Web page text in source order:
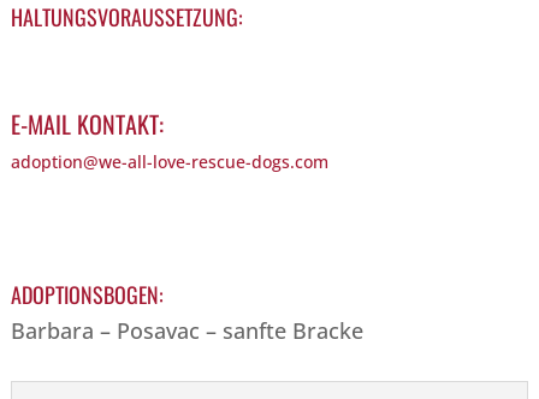
HALTUNGSVORAUSSETZUNG:
E-MAIL KONTAKT:
adoption@we-all-love-rescue-dogs.com
ADOPTIONSBOGEN:
Barbara – Posavac – sanfte Bracke